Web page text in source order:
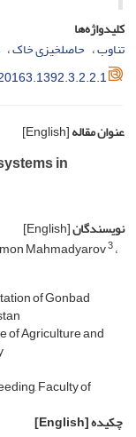
کلیدواژه‌ها
تناوب حاصلخیزی خاک
عنوان مقاله[English]
in
نویسندگان[English]
Mahmadyarov3
of Gonbad
of Agriculture and
Faculty of
چکیده[English]